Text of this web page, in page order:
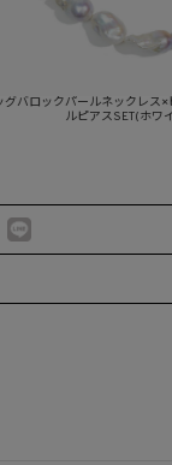
ールネックレス×ビッグバロ
ルピアスSET(ホワイト)